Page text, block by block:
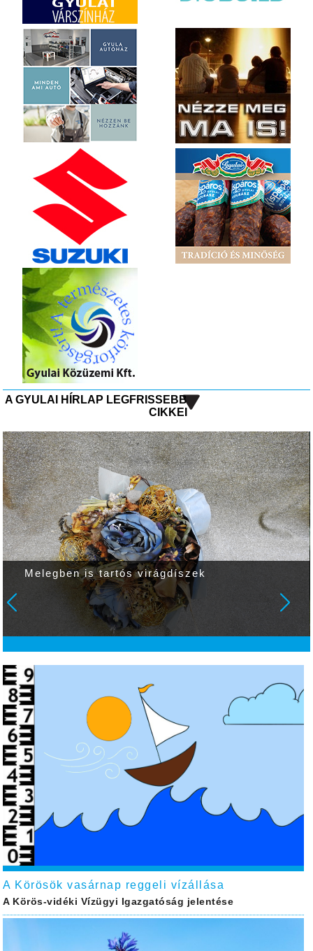
A GYULAI HÍRLAP LEGFRISSEBB
CIKKEI
Melegben is tartós virágdíszek
A Körösök vasárnap reggeli vízállása
A Körös-vidéki Vízügyi Igazgatóság jelentése